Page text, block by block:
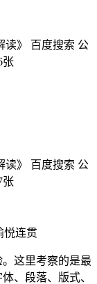
连贯
这里考察的是最
、段落、版式、